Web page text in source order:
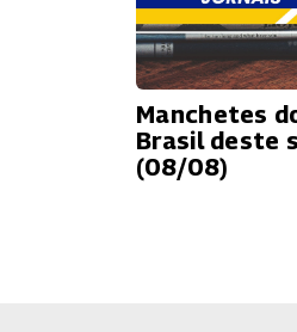
Manchetes
Brasil deste
(08/08)